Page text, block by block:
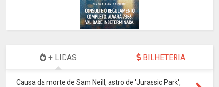
+ LIDAS BILHETERIA
Causa da morte de Sam Neill, astro de 'Jurassic Park',